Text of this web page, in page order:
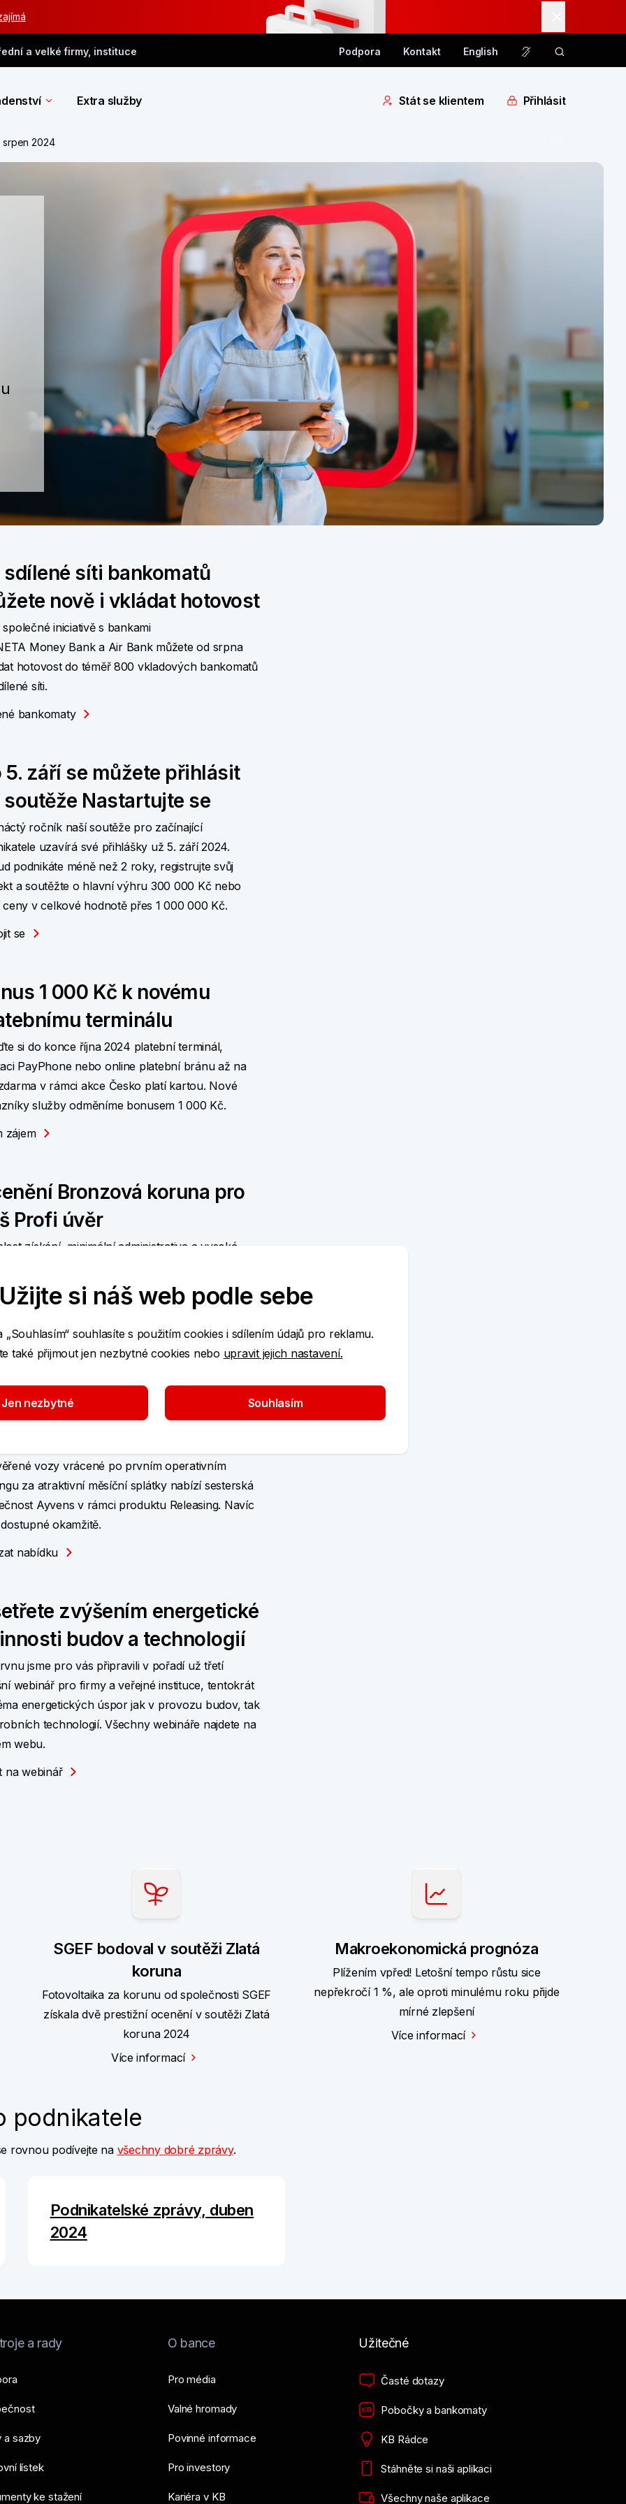
a velké firmy, instituce Podpora Kontakt English
Extra služby Stát se klientem Přihlásit
2024
sdílené síti bankomatů
nově i vkládat hotovost
společné iniciativě s bankami
Money Bank a Air Bank můžete od srpna
hotovost do téměř 800 vkladových bankomatů
síti.
bankomaty
5. září se můžete přihlásit
soutěže Nastartujte se
ročník naší soutěže pro začínající
uzavírá své přihlášky už 5. září 2024.
podnikáte méně než 2 roky, registrujte svůj
a soutěžte o hlavní výhru 300 000 Kč nebo
ceny v celkové hodnotě přes 1 000 000 Kč.
se
1 000 Kč k novému
terminálu
si do konce října 2024 platební terminál,
PayPhone nebo online platební bránu až na
v rámci akce Česko platí kartou. Nové
služby odměníme bonusem 1 000 Kč.
zájem
Bronzová koruna pro
Profi úvěr
získání, minimální administrativa a vysoká
náš Profi úvěr v kategorii Podnikatelské účty
soutěži Zlatá koruna.
úvěr
vozy za atraktivní
vozy vrácené po prvním operativním
za atraktivní měsíční splátky nabízí sesterská
Ayvens v rámci produktu Releasing. Navíc
okamžitě.
nabídku
zvýšením energetické
budov a technologií
jsme pro vás připravili v pořadí už třetí
webinář pro firmy a veřejné instituce, tentokrát
energetických úspor jak v provozu budov, tak
technologií. Všechny webináře najdete na
webu.
na webinář
SGEF bodoval v soutěži Zlatá
koruna
Fotovoltaika za korunu od společnosti SGEF
získala dvě prestižní ocenění v soutěži Zlatá
koruna 2024
Více informací
Makroekonomická prognóza
Plížením vpřed! Letošní tempo růstu sice
nepřekročí 1 %, ale oproti minulému roku přijde
mírné zlepšení
Více informací
podnikatele
rovnou podívejte na všechny dobré zprávy.
Podnikatelské zprávy, duben
2024
a rady
a sazby
lístek
ke stažení
O bance
Pro média
Valné hromady
Povinné informace
Pro investory
Kariéra v KB
Užitečné
Časté dotazy
Pobočky a bankomaty
KB Rádce
Stáhněte si naši aplikaci
Všechny naše aplikace
Užijte si náš web podle sebe
„Souhlasím“ souhlasíte s použitím cookies i sdílením údajů pro reklamu.
také přijmout jen nezbytné cookies nebo upravit jejich nastavení.
Jen nezbytné Souhlasím